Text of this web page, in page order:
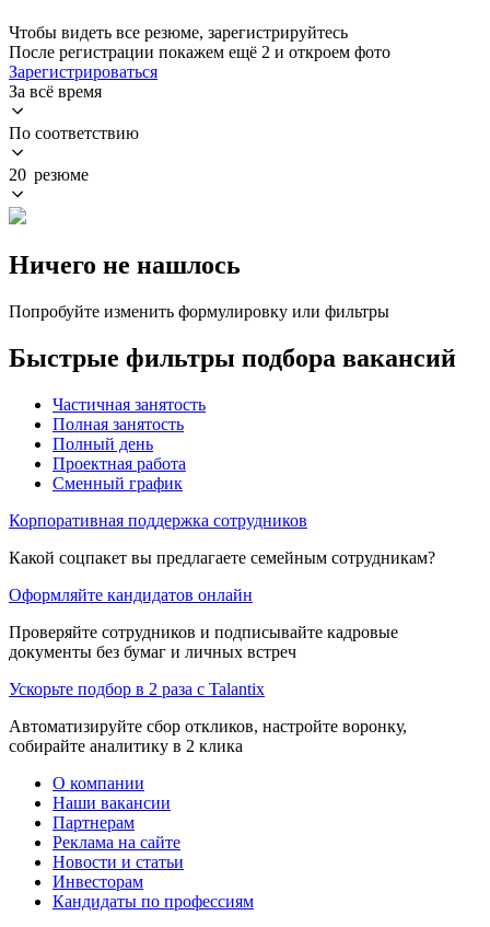
Чтобы видеть все резюме, зарегистрируйтесь
После регистрации покажем ещё 2 и откроем фото
Зарегистрироваться
За всё время
По соответствию
20 резюме
Ничего не нашлось
Попробуйте изменить формулировку или фильтры
Быстрые фильтры подбора вакансий
Частичная занятость
Полная занятость
Полный день
Проектная работа
Сменный график
Корпоративная поддержка сотрудников
Какой соцпакет вы предлагаете семейным сотрудникам?
Оформляйте кандидатов онлайн
Проверяйте сотрудников и подписывайте кадровые
документы без бумаг и личных встреч
Ускорьте подбор в 2 раза с Talantix
Автоматизируйте сбор откликов, настройте воронку,
собирайте аналитику в 2 клика
О компании
Наши вакансии
Партнерам
Реклама на сайте
Новости и статьи
Инвесторам
Кандидаты по профессиям